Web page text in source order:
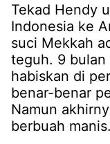
Tekad Hendy
Indonesia ke
suci Mekkah
teguh. 9
habiskan di
benar-benar
Namun
berbuah manis.